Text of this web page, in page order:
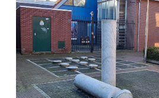
Sehenswürdigkeiten
Sehen & Erleben
Essen, Trinken, Ausgehen
Wassersport
Übernachten